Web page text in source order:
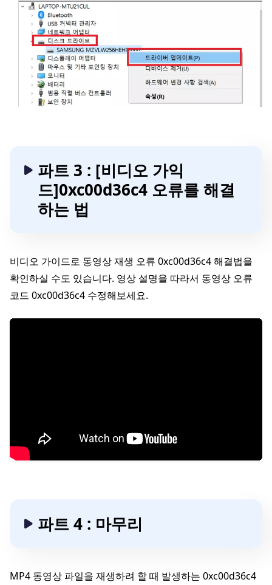
파트 3 : [비디오 가익
드]0xc00d36c4 오류를 해결
하는 법
비디오 가이드로 동영상 재생 오류 0xc00d36c4 해결법을
확인하실 수도 있습니다. 영상 설명을 따라서 동영상 오류
코드 0xc00d36c4 수정해보세요.
파트 4 : 마무리
MP4 동영상 파일을 재생하려 할 때 발생하는 0xc00d36c4